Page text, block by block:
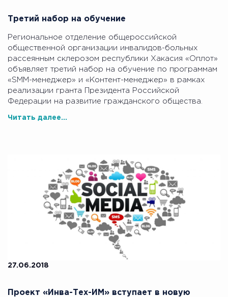
Третий набор на обучение
Региональное отделение общероссийской
общественной организации инвалидов-больных
рассеянным склерозом республики Хакасия «Оплот»
объявляет третий набор на обучение по программам
«SMM-менеджер» и «Контент-менеджер» в рамках
реализации гранта Президента Российской
Федерации на развитие гражданского общества.
Читать далее...
27.06.2018
Проект «Инва-Тех-ИМ» вступает в новую